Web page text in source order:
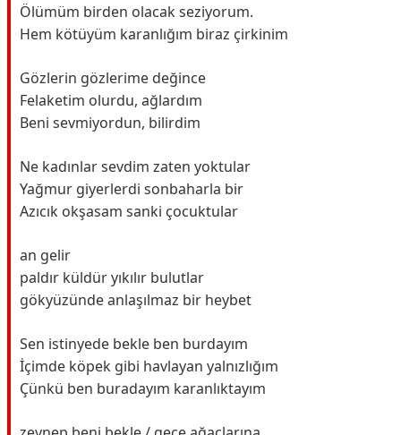
Ölümüm birden olacak seziyorum.
Hem kötüyüm karanlığım biraz çirkinim
Gözlerin gözlerime değince
Felaketim olurdu, ağlardım
Beni sevmiyordun, bilirdim
Ne kadınlar sevdim zaten yoktular
Yağmur giyerlerdi sonbaharla bir
Azıcık okşasam sanki çocuktular
an gelir
paldır küldür yıkılır bulutlar
gökyüzünde anlaşılmaz bir heybet
Sen istinyede bekle ben burdayım
İçimde köpek gibi havlayan yalnızlığım
Çünkü ben buradayım karanlıktayım